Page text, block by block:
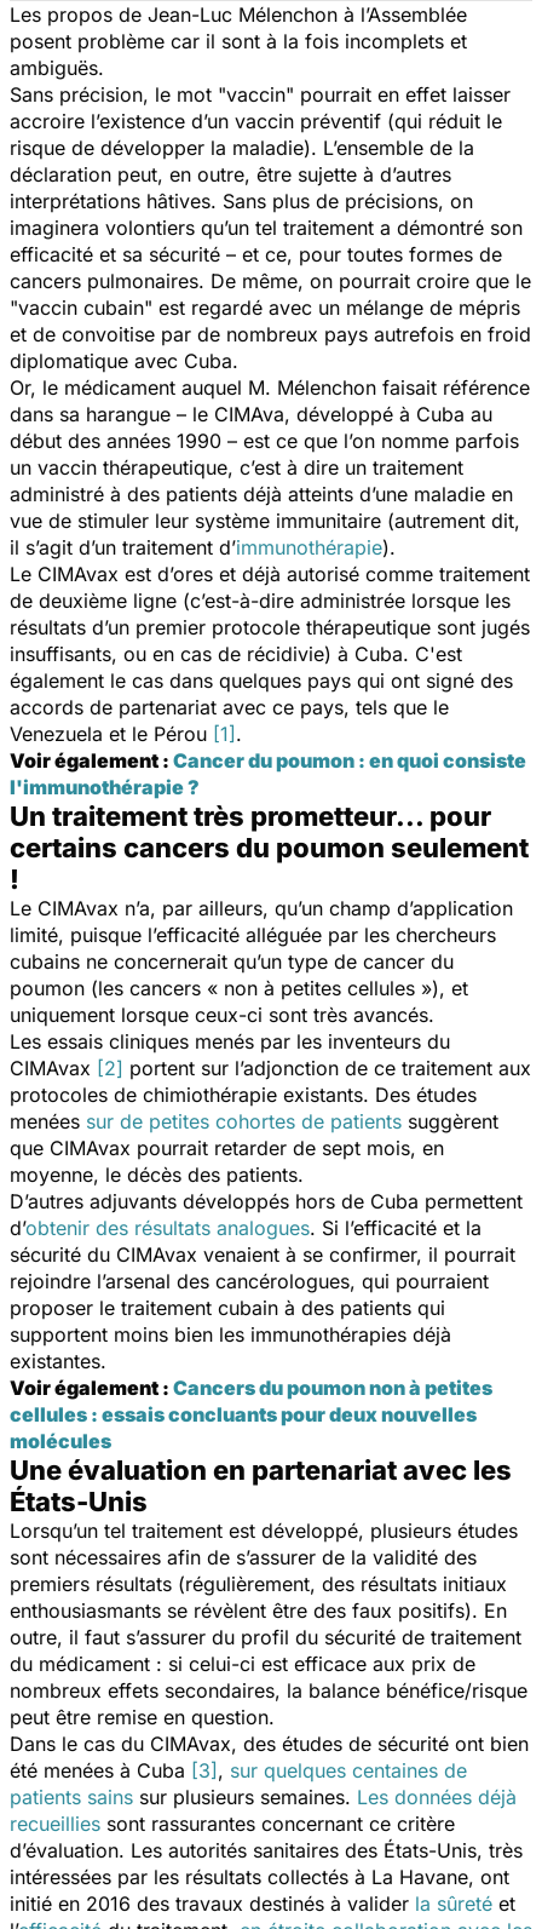
Les propos de Jean-Luc Mélenchon à l’Assemblée
posent problème car il sont à la fois incomplets et
ambiguës.
Sans précision, le mot "vaccin" pourrait en effet laisser
accroire l’existence d’un vaccin préventif (qui réduit le
risque de développer la maladie). L’ensemble de la
déclaration peut, en outre, être sujette à d’autres
interprétations hâtives. Sans plus de précisions, on
imaginera volontiers qu’un tel traitement a démontré son
efficacité et sa sécurité – et ce, pour toutes formes de
cancers pulmonaires. De même, on pourrait croire que le
"vaccin cubain" est regardé avec un mélange de mépris
et de convoitise par de nombreux pays autrefois en froid
diplomatique avec Cuba.
Or, le médicament auquel M. Mélenchon faisait référence
dans sa harangue – le CIMAva, développé à Cuba au
début des années 1990 – est ce que l’on nomme parfois
un vaccin thérapeutique, c’est à dire un traitement
administré à des patients déjà atteints d’une maladie en
vue de stimuler leur système immunitaire (autrement dit,
il s’agit d’un traitement d’immunothérapie).
Le CIMAvax est d’ores et déjà autorisé comme traitement
de deuxième ligne (c’est-à-dire administrée lorsque les
résultats d’un premier protocole thérapeutique sont jugés
insuffisants, ou en cas de récidivie) à Cuba. C'est
également le cas dans quelques pays qui ont signé des
accords de partenariat avec ce pays, tels que le
Venezuela et le Pérou [1].
Voir également : Cancer du poumon : en quoi consiste
l'immunothérapie ?
Un traitement très prometteur... pour
certains cancers du poumon seulement
!
Le CIMAvax n’a, par ailleurs, qu’un champ d’application
limité, puisque l’efficacité alléguée par les chercheurs
cubains ne concernerait qu’un type de cancer du
poumon (les cancers « non à petites cellules »), et
uniquement lorsque ceux-ci sont très avancés.
Les essais cliniques menés par les inventeurs du
CIMAvax [2] portent sur l’adjonction de ce traitement aux
protocoles de chimiothérapie existants. Des études
menées sur de petites cohortes de patients suggèrent
que CIMAvax pourrait retarder de sept mois, en
moyenne, le décès des patients.
D’autres adjuvants développés hors de Cuba permettent
d’obtenir des résultats analogues. Si l’efficacité et la
sécurité du CIMAvax venaient à se confirmer, il pourrait
rejoindre l’arsenal des cancérologues, qui pourraient
proposer le traitement cubain à des patients qui
supportent moins bien les immunothérapies déjà
existantes.
Voir également : Cancers du poumon non à petites
cellules : essais concluants pour deux nouvelles
molécules
Une évaluation en partenariat avec les
États-Unis
Lorsqu’un tel traitement est développé, plusieurs études
sont nécessaires afin de s’assurer de la validité des
premiers résultats (régulièrement, des résultats initiaux
enthousiasmants se révèlent être des faux positifs). En
outre, il faut s’assurer du profil du sécurité de traitement
du médicament : si celui-ci est efficace aux prix de
nombreux effets secondaires, la balance bénéfice/risque
peut être remise en question.
Dans le cas du CIMAvax, des études de sécurité ont bien
été menées à Cuba [3], sur quelques centaines de
patients sains sur plusieurs semaines. Les données déjà
recueillies sont rassurantes concernant ce critère
d’évaluation. Les autorités sanitaires des États-Unis, très
intéressées par les résultats collectés à La Havane, ont
initié en 2016 des travaux destinés à valider la sûreté et